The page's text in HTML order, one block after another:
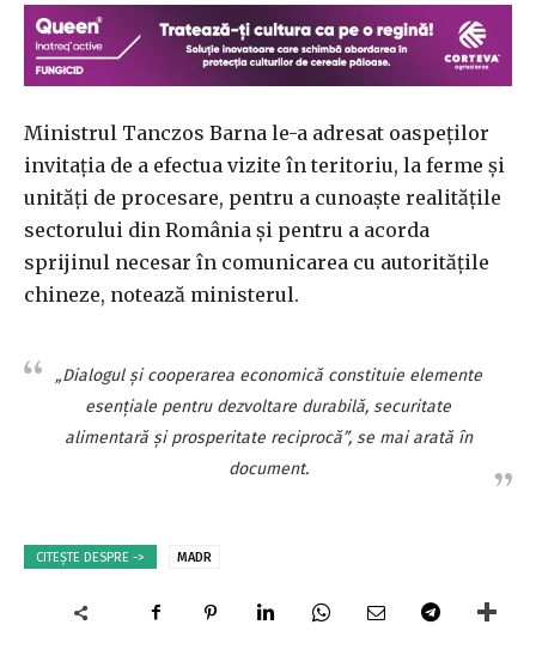
Ministrul Tanczos Barna le-a adresat oaspeţilor
invitaţia de a efectua vizite în teritoriu, la ferme şi
unităţi de procesare, pentru a cunoaşte realităţile
sectorului din România şi pentru a acorda
sprijinul necesar în comunicarea cu autorităţile
chineze, notează ministerul.
„Dialogul şi cooperarea economică constituie elemente
esenţiale pentru dezvoltare durabilă, securitate
alimentară şi prosperitate reciprocă”, se mai arată în
document.
CITEȘTE DESPRE -> MADR